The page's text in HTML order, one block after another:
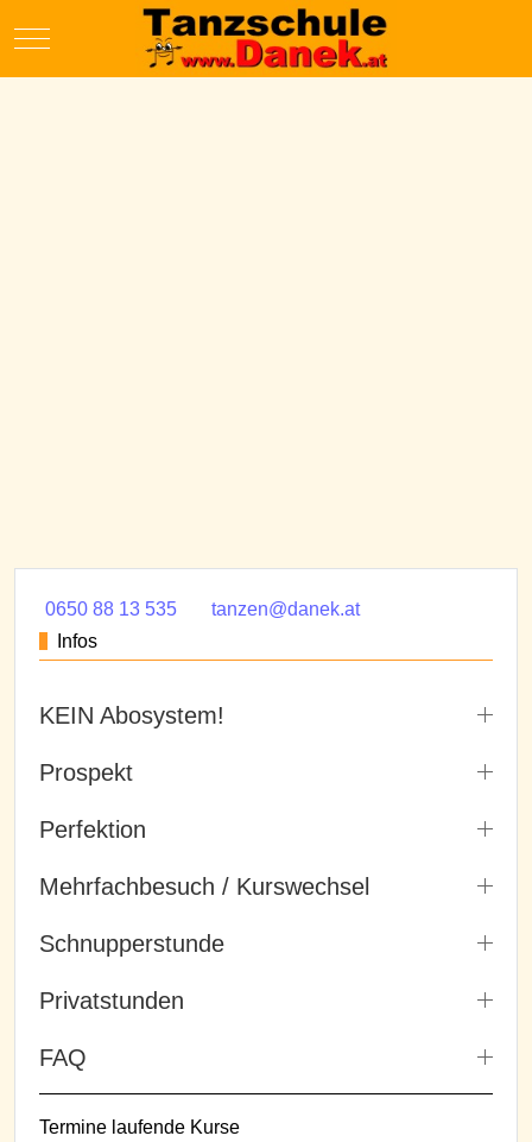
Mobile Menu Toggle
0650 88 13 535
tanzen@danek.at
Infos
KEIN Abosystem!
Prospekt
Perfektion
Mehrfachbesuch / Kurswechsel
Schnupperstunde
Privatstunden
FAQ
Termine laufende Kurse